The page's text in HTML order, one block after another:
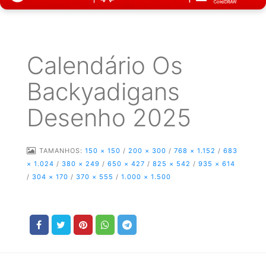
Calendário Os
Backyadigans
Desenho 2025
TAMANHOS: 150 × 150 / 200 × 300 / 768 × 1.152 / 683
× 1.024 / 380 × 249 / 650 × 427 / 825 × 542 / 935 × 614
/ 304 × 170 / 370 × 555 / 1.000 × 1.500